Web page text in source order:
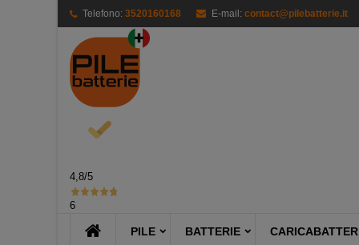
Telefono: 3520160168 E-mail: contact@pilebatterie.it
4,8/5
6
PILE BATTERIE